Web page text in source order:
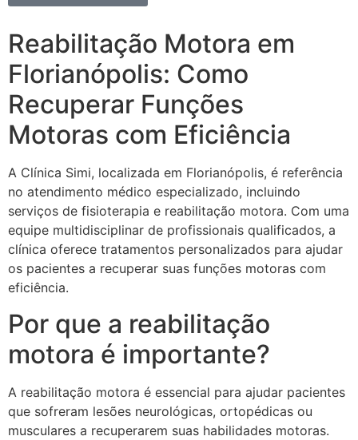
Reabilitação Motora em
Florianópolis: Como
Recuperar Funções
Motoras com Eficiência
A Clínica Simi, localizada em Florianópolis, é referência
no atendimento médico especializado, incluindo
serviços de fisioterapia e reabilitação motora. Com uma
equipe multidisciplinar de profissionais qualificados, a
clínica oferece tratamentos personalizados para ajudar
os pacientes a recuperar suas funções motoras com
eficiência.
Por que a reabilitação
motora é importante?
A reabilitação motora é essencial para ajudar pacientes
que sofreram lesões neurológicas, ortopédicas ou
musculares a recuperarem suas habilidades motoras.